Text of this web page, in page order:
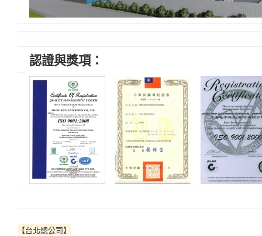
認證與獎項：
【台北總公司】